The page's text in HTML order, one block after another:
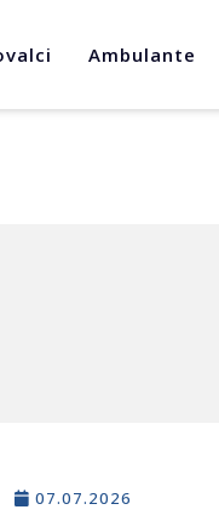
Ambulante
07.07.2026